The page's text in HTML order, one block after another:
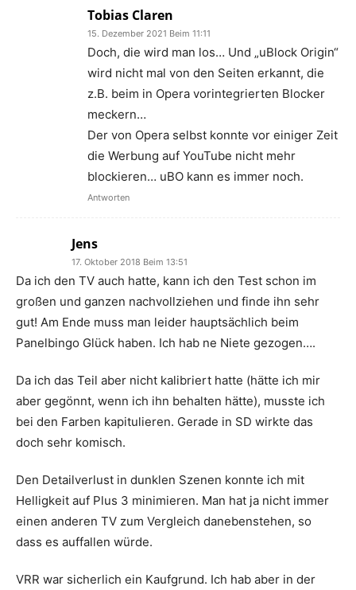
Tobias Claren
15. Dezember 2021 Beim 11:11
Doch, die wird man los… Und „uBlock Origin“
wird nicht mal von den Seiten erkannt, die
z.B. beim in Opera vorintegrierten Blocker
meckern…
Der von Opera selbst konnte vor einiger Zeit
die Werbung auf YouTube nicht mehr
blockieren… uBO kann es immer noch.
Antworten
Jens
17. Oktober 2018 Beim 13:51
Da ich den TV auch hatte, kann ich den Test schon im
großen und ganzen nachvollziehen und finde ihn sehr
gut! Am Ende muss man leider hauptsächlich beim
Panelbingo Glück haben. Ich hab ne Niete gezogen….
Da ich das Teil aber nicht kalibriert hatte (hätte ich mir
aber gegönnt, wenn ich ihn behalten hätte), musste ich
bei den Farben kapitulieren. Gerade in SD wirkte das
doch sehr komisch.
Den Detailverlust in dunklen Szenen konnte ich mit
Helligkeit auf Plus 3 minimieren. Man hat ja nicht immer
einen anderen TV zum Vergleich danebenstehen, so
dass es auffallen würde.
VRR war sicherlich ein Kaufgrund. Ich hab aber in der